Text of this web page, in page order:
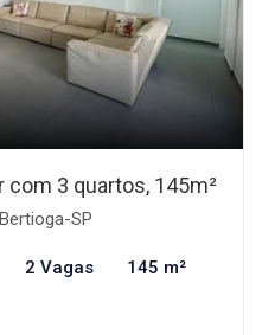
com 3 quartos, 145m²
SP
2 Vagas 145 m²